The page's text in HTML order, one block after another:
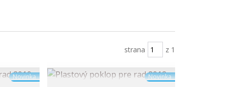
strana z 1
Novinka Novinka